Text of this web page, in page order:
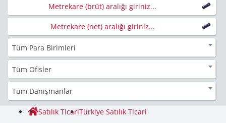
Metrekare (brüt) aralığı giriniz...
Metrekare (net) aralığı giriniz...
Tüm Para Birimleri
Tüm Ofisler
Tüm Danışmanlar
Satılık TicariTürkiye Satılık Ticari